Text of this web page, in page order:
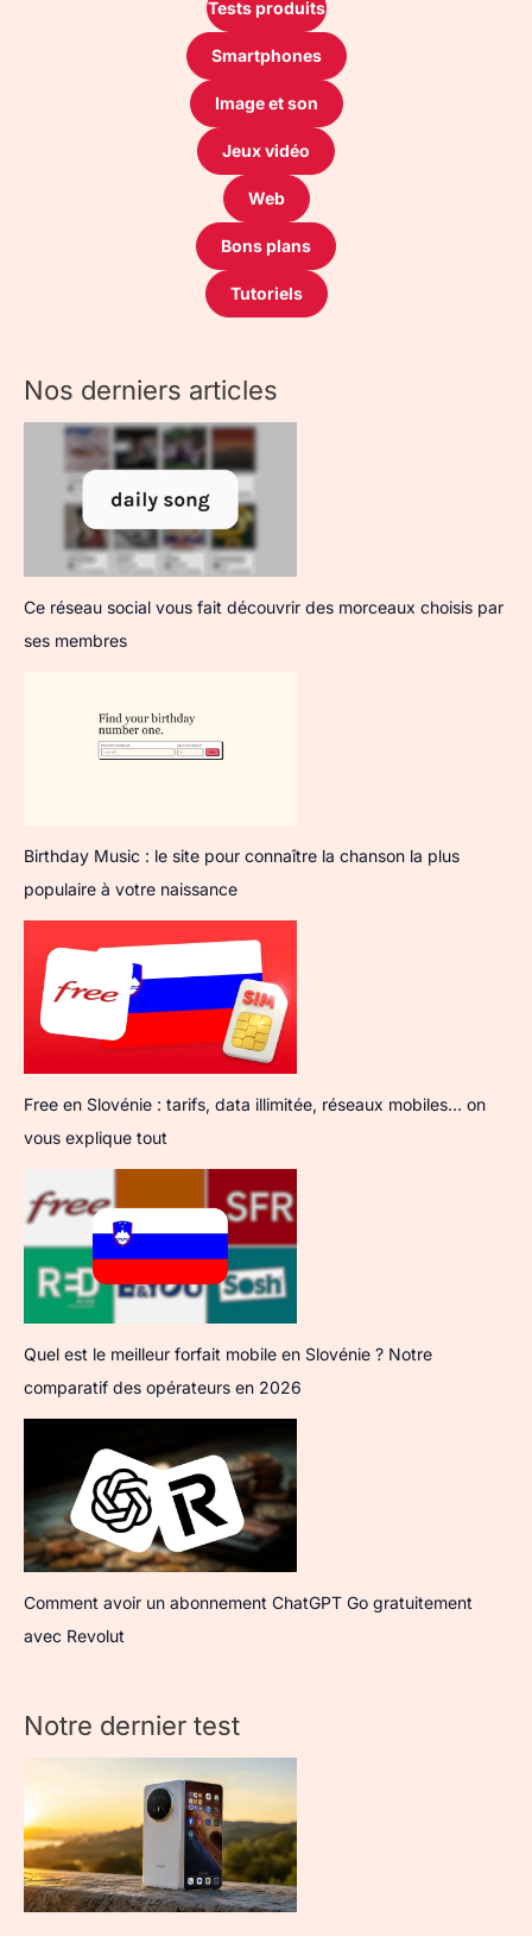
Tests produits
Smartphones
Image et son
Jeux vidéo
Web
Bons plans
Tutoriels
Nos derniers articles
Ce réseau social vous fait découvrir des morceaux choisis par
ses membres
Birthday Music : le site pour connaître la chanson la plus
populaire à votre naissance
Free en Slovénie : tarifs, data illimitée, réseaux mobiles… on
vous explique tout
Quel est le meilleur forfait mobile en Slovénie ? Notre
comparatif des opérateurs en 2026
Comment avoir un abonnement ChatGPT Go gratuitement
avec Revolut
Notre dernier test